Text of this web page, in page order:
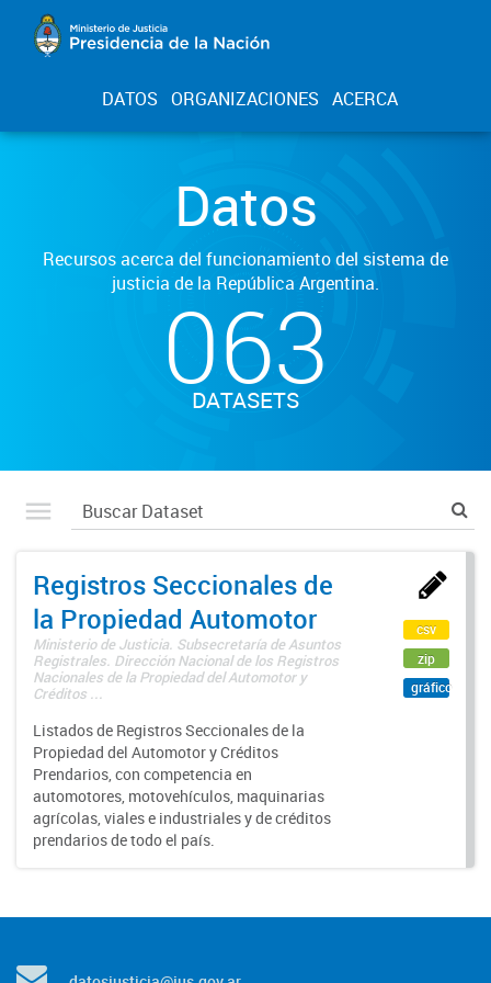
DATOS ORGANIZACIONES ACERCA
Datos
Recursos acerca del funcionamiento del sistema de
justicia de la República Argentina.
063
DATASETS
Registros Seccionales de
la Propiedad Automotor
Ministerio de Justicia. Subsecretaría de Asuntos
Registrales. Dirección Nacional de los Registros
Nacionales de la Propiedad del Automotor y
Créditos ...
Listados de Registros Seccionales de la
Propiedad del Automotor y Créditos
Prendarios, con competencia en
automotores, motovehículos, maquinarias
agrícolas, viales e industriales y de créditos
prendarios de todo el país.
csv
zip
gráfico